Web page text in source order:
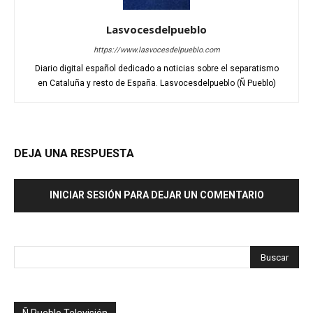
Lasvocesdelpueblo
https://www.lasvocesdelpueblo.com
Diario digital español dedicado a noticias sobre el separatismo
en Cataluña y resto de España. Lasvocesdelpueblo (Ñ Pueblo)
DEJA UNA RESPUESTA
INICIAR SESIÓN PARA DEJAR UN COMENTARIO